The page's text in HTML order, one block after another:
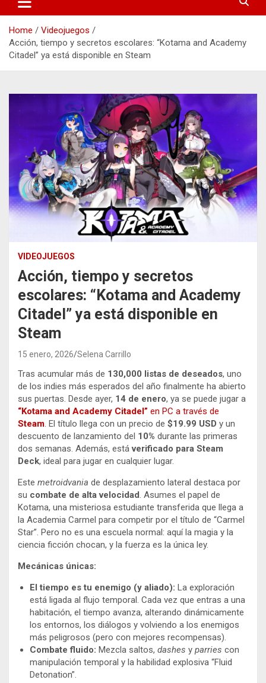
Home
Videojuegos
Acción, tiempo y secretos escolares: “Kotama and Academy
Citadel” ya está disponible en Steam
VIDEOJUEGOS
Acción, tiempo y secretos
escolares: “Kotama and Academy
Citadel” ya está disponible en
Steam
15 enero, 2026 Selena Carrillo
Tras acumular más de 130,000 listas de deseados, uno
de los indies más esperados del año finalmente ha abierto
sus puertas. Desde ayer, 14 de enero, ya se puede jugar a
“Kotama and Academy Citadel” en PC a través de
Steam. El título llega con un precio de $19.99 USD y un
descuento de lanzamiento del 10% durante las primeras
dos semanas. Además, estáverificado para Steam
Deck, ideal para jugar en cualquier lugar.
Este metroidvania de desplazamiento lateral destaca por
su combate de alta velocidad. Asumes el papel de
Kotama, una misteriosa estudiante transferida que llega a
la Academia Carmel para competir por el título de “Carmel
Star”. Pero no es una escuela normal: aquí la magia y la
ciencia ficción chocan, y la fuerza es la única ley.
Mecánicas únicas:
El tiempo es tu enemigo (y aliado): La exploración
está ligada al flujo temporal. Cada vez que entras a una
habitación, el tiempo avanza, alterando dinámicamente
los entornos, los diálogos y volviendo a los enemigos
más peligrosos (pero con mejores recompensas).
Combate fluido: Mezcla saltos, dashes y parries con
manipulación temporal y la habilidad explosiva “Fluid
Detonation”.